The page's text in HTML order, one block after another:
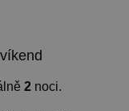
2 noci.